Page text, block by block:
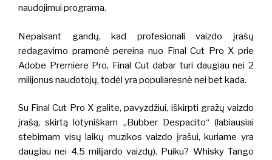
naudojimui programa.
Nepaisant gandų, kad profesionali vaizdo įrašų
redagavimo pramonė pereina nuo Final Cut Pro X prie
Adobe Premiere Pro, Final Cut dabar turi daugiau nei 2
milijonus naudotojų, todėl yra populiaresnė nei bet kada.
Su Final Cut Pro X galite, pavyzdžiui, iškirpti gražų vaizdo
įrašą, skirtą lotyniškam „Bubber Despacito“ (labiausiai
stebimam visų laikų muzikos vaizdo įrašui, kuriame yra
daugiau nei 4,5 milijardo vaizdų). Puiku? Whisky Tango